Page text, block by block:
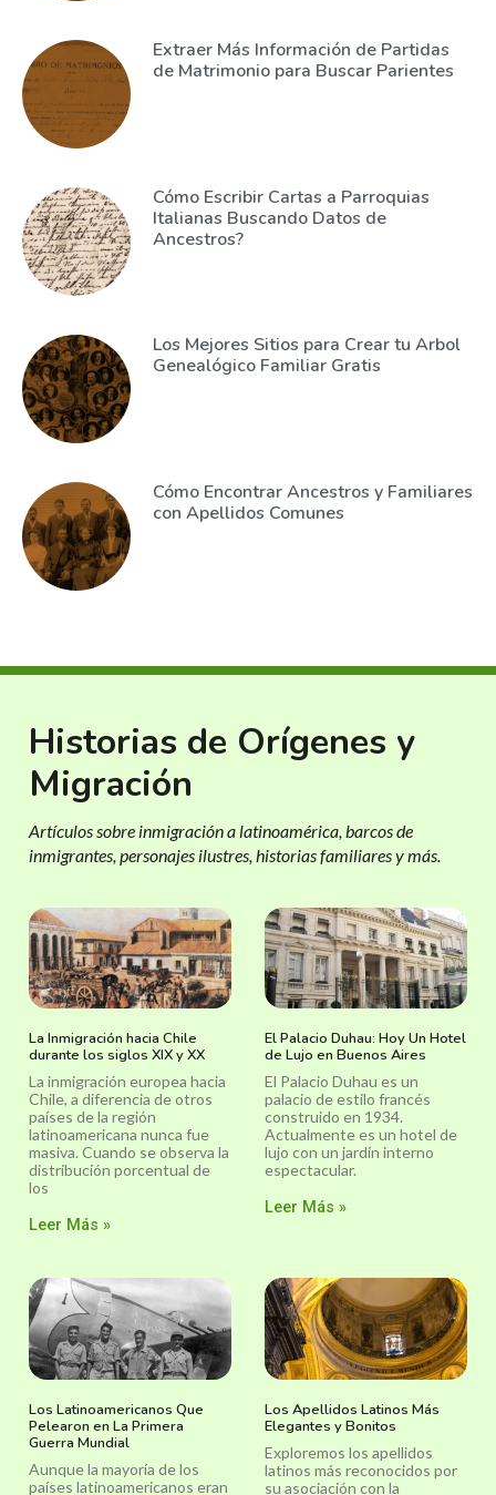
Extraer Más Información de Partidas
de Matrimonio para Buscar Parientes
Cómo Escribir Cartas a Parroquias
Italianas Buscando Datos de
Ancestros?
Los Mejores Sitios para Crear tu Arbol
Genealógico Familiar Gratis
Cómo Encontrar Ancestros y Familiares
con Apellidos Comunes
Historias de Orígenes y
Migración
Artículos sobre inmigración a latinoamérica, barcos de
inmigrantes, personajes ilustres, historias familiares y más.
La Inmigración hacia Chile
durante los siglos XIX y XX
La inmigración europea hacia
Chile, a diferencia de otros
países de la región
latinoamericana nunca fue
masiva. Cuando se observa la
distribución porcentual de
los
Leer Más »
El Palacio Duhau: Hoy Un Hotel
de Lujo en Buenos Aires
El Palacio Duhau es un
palacio de estilo francés
construido en 1934.
Actualmente es un hotel de
lujo con un jardín interno
espectacular.
Leer Más »
Los Latinoamericanos Que
Pelearon en La Primera
Guerra Mundial
Aunque la mayoría de los
países latinoamericanos eran
Los Apellidos Latinos Más
Elegantes y Bonitos
Exploremos los apellidos
latinos más reconocidos por
su asociación con la